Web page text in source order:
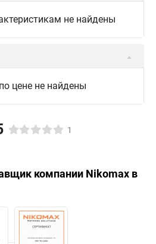
не найдены
цене не найдены
1
компании Nikomax в